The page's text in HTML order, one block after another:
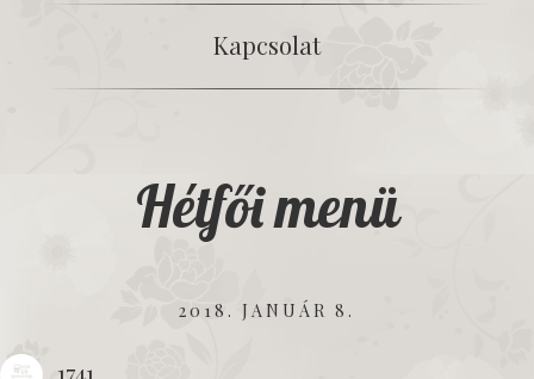
Kapcsolat
Hétfői menü
2018. JANUÁR 8.
1741